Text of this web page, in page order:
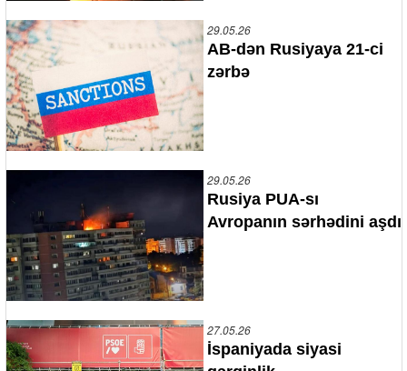
29.05.26
AB-dən Rusiyaya 21-ci
zərbə
29.05.26
Rusiya PUA-sı
Avropanın sərhədini aşdı
27.05.26
İspaniyada siyasi